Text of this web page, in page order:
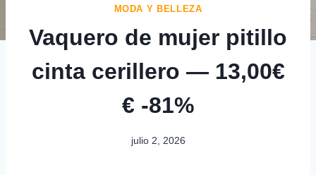
MODA Y BELLEZA
Vaquero de mujer pitillo
cinta cerillero — 13,00€
€ -81%
julio 2, 2026